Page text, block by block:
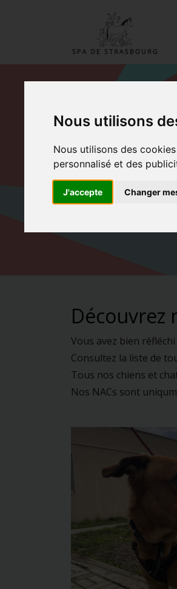
Nous utilisons
Nous utilisons des
personnalisé et des
J'accepte Changer
Accueil Adopter un
Découvrez
Vous avez bien
Consultez la liste de
Tous nos chiens et
Nos NACs sont